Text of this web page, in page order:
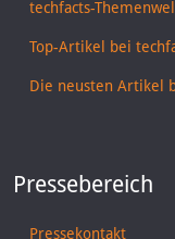
techfacts-
Top-Artikel bei
Die neusten Artikel
Pressebereich
Pressekontakt